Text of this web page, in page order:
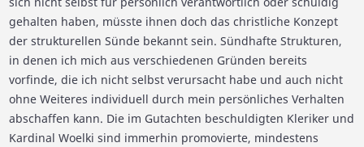
gehalten haben, müsste ihnen doch das christliche Konzept
der strukturellen Sünde bekannt sein. Sündhafte Strukturen,
in denen ich mich aus verschiedenen Gründen bereits
vorfinde, die ich nicht selbst verursacht habe und auch nicht
ohne Weiteres individuell durch mein persönliches Verhalten
abschaffen kann. Die im Gutachten beschuldigten Kleriker und
Kardinal Woelki sind immerhin promovierte, mindestens